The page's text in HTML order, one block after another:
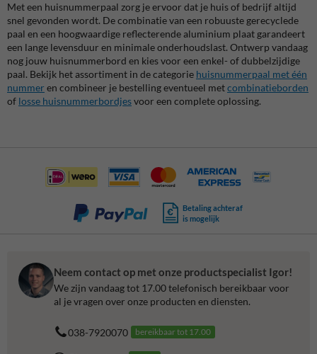
Met een huisnummerpaal zorg je ervoor dat je huis of bedrijf altijd
snel gevonden wordt. De combinatie van een robuuste gerecyclede
paal en een hoogwaardige reflecterende aluminium plaat garandeert
een lange levensduur en minimale onderhoudslast. Ontwerp vandaag
nog jouw huisnummerbord en kies voor een enkel- of dubbelzijdige
paal. Bekijk het assortiment in de categorie huisnummerpaal met één
nummer en combineer je bestelling eventueel metcombinatieborden
of losse huisnummerbordjesvoor een complete oplossing.
Betaling achteraf
is mogelijk
Neem contact op met onze productspecialist Igor!
We zijn vandaag tot 17.00 telefonisch bereikbaar voor
al je vragen over onze producten en diensten.
038-7920070 bereikbaar tot 17.00